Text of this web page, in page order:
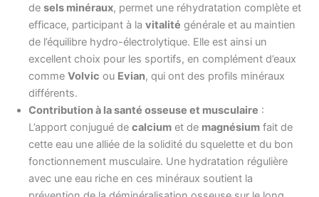
de sels minéraux, permet une réhydratation complète et
efficace, participant à la vitalité générale et au maintien
de l’équilibre hydro-électrolytique. Elle est ainsi un
excellent choix pour les sportifs, en complément d’eaux
comme Volvic ou Evian, qui ont des profils minéraux
différents.
Contribution à la santé osseuse et musculaire :
L’apport conjugué de calcium et de magnésium fait de
cette eau une alliée de la solidité du squelette et du bon
fonctionnement musculaire. Une hydratation régulière
avec une eau riche en ces minéraux soutient la